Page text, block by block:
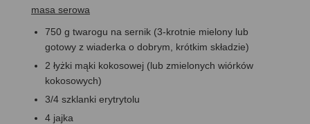
masa serowa
750 g twarogu na sernik (3-krotnie mielony lub
gotowy z wiaderka o dobrym, krótkim składzie)
2 łyżki mąki kokosowej (lub zmielonych wiórków
kokosowych)
3/4 szklanki erytrytolu
4 jajka